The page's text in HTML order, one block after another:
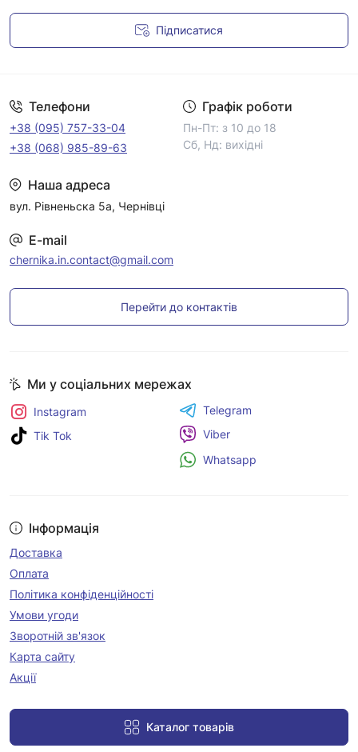
Підписатися
Телефони
+38 (095) 757-33-04
+38 (068) 985-89-63
Графік роботи
Пн-Пт: з 10 до 18
Сб, Нд: вихідні
Наша адреса
вул. Рівненьска 5а, Чернівці
E-mail
chernika.in.contact@gmail.com
Перейти до контактів
Інформація
Доставка
Оплата
Політика конфіденційності
Умови угоди
Зворотній зв'язок
Карта сайту
Акції
Каталог товарів
Ми у соціальних мережах
Instagram
Tik Tok
Telegram
Viber
Whatsapp